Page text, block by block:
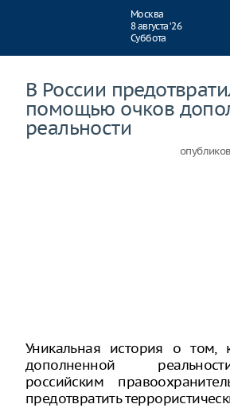
Москва
8 августа ‘26
Суббота
В России
помощью очков
реальности
Уникальная история о том,
дополненной
российским
предотвратить